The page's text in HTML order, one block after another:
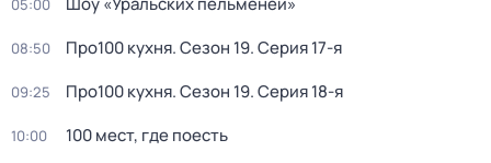
05:00
08:50 Про100 кухня. Сезон 19. Серия 17-я
09:25 Про100 кухня. Сезон 19. Серия 18-я
10:00 100 мест, где поесть